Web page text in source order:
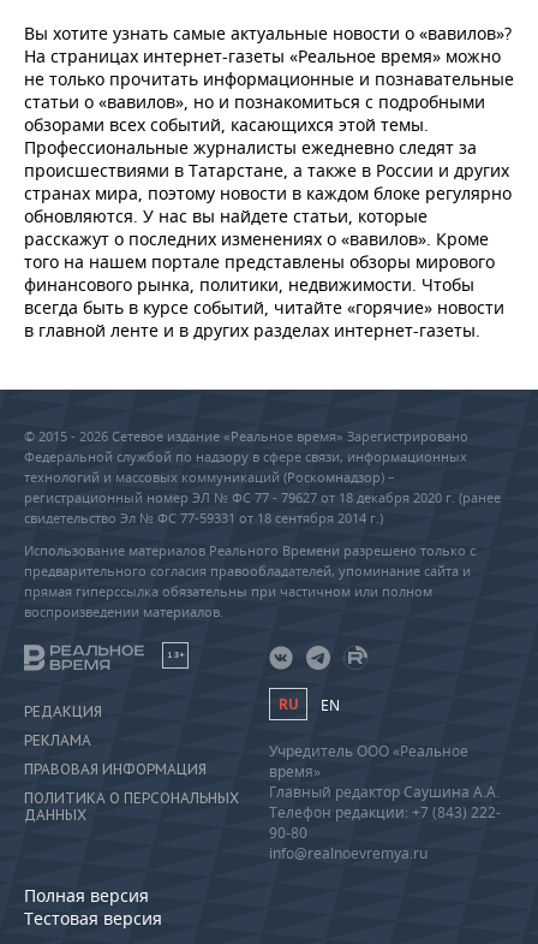
Вы хотите узнать самые актуальные новости о «вавилов»?
На страницах интернет-газеты «Реальное время» можно
не только прочитать информационные и познавательные
статьи о «вавилов», но и познакомиться с подробными
обзорами всех событий, касающихся этой темы.
Профессиональные журналисты ежедневно следят за
происшествиями в Татарстане, а также в России и других
странах мира, поэтому новости в каждом блоке регулярно
обновляются. У нас вы найдете статьи, которые
расскажут о последних изменениях о «вавилов». Кроме
того на нашем портале представлены обзоры мирового
финансового рынка, политики, недвижимости. Чтобы
всегда быть в курсе событий, читайте «горячие» новости
в главной ленте и в других разделах интернет-газеты.
© 2015 - 2026 Сетевое издание «Реальное время» Зарегистрировано
Федеральной службой по надзору в сфере связи, информационных
технологий и массовых коммуникаций (Роскомнадзор) –
регистрационный номер ЭЛ № ФС 77 - 79627 от 18 декабря 2020 г. (ранее
свидетельство Эл № ФС 77-59331 от 18 сентября 2014 г.)
Использование материалов Реального Времени разрешено только с
предварительного согласия правообладателей, упоминание сайта и
прямая гиперссылка обязательны при частичном или полном
воспроизведении материалов.
18+
РЕДАКЦИЯ
РЕКЛАМА
ПРАВОВАЯ ИНФОРМАЦИЯ
ПОЛИТИКА О ПЕРСОНАЛЬНЫХ
ДАННЫХ
Полная версия
Тестовая версия
RU EN
Учредитель ООО «Реальное
время»
Главный редактор Саушина А.А.
Телефон редакции: +7 (843) 222-
90-80
info@realnoevremya.ru